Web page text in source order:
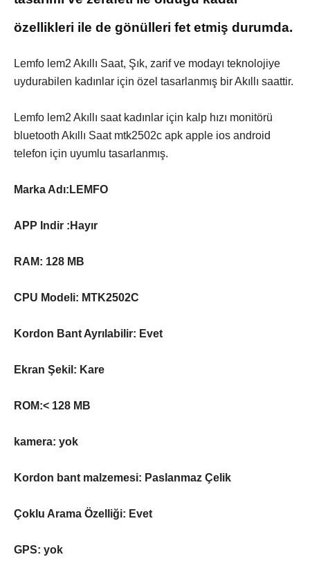
özellikleri ile de gönülleri fet etmiş durumda.
Lemfo lem2 Akıllı Saat, Şık, zarif ve modayı teknolojiye
uydurabilen kadınlar için özel tasarlanmış bir Akıllı saattir.
Lemfo lem2 Akıllı saat kadınlar için kalp hızı monitörü
bluetooth Akıllı Saat mtk2502c apk apple ios android
telefon için uyumlu tasarlanmış.
Marka Adı:LEMFO
APP Indir :Hayır
RAM: 128 MB
CPU Modeli: MTK2502C
Kordon Bant Ayrılabilir: Evet
Ekran Şekil: Kare
ROM:< 128 MB
kamera: yok
Kordon bant malzemesi: Paslanmaz Çelik
Çoklu Arama Özelliği: Evet
GPS: yok